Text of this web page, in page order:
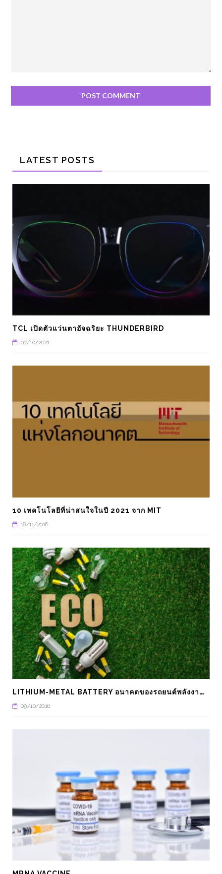
LATEST POSTS
TCL เปิดตัวแว่นตาอัจฉริยะ THUNDERBIRD
03/10/2021
10 เทคโนโลยีที่น่าสนใจในปี 2021 จาก MIT
18/11/2016
L
ITHIUM-METAL BATTERY อนาคตของรถยนต์พลังงานไฟฟ้า
09/10/2016